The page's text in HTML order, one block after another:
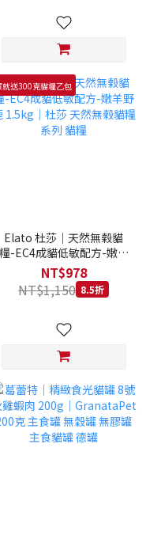
就送300克貓糧乙包
Elato 杜莎｜天然無榖貓
糧-EC4成貓低敏配方-嫩羊
野鹿 1.5kg｜杜莎 天然無
榖貓糧系列 貓糧
NT$978
NT$1,150 8.5折